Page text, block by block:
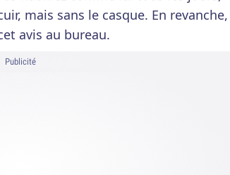
mais sans le casque. En revanche,
avis au bureau.
Publicité